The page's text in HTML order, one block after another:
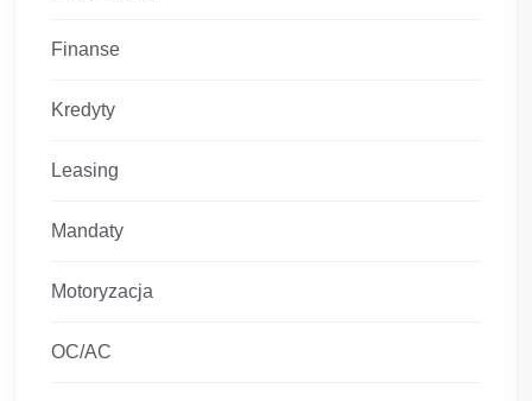
Finanse
Kredyty
Leasing
Mandaty
Motoryzacja
OC/AC